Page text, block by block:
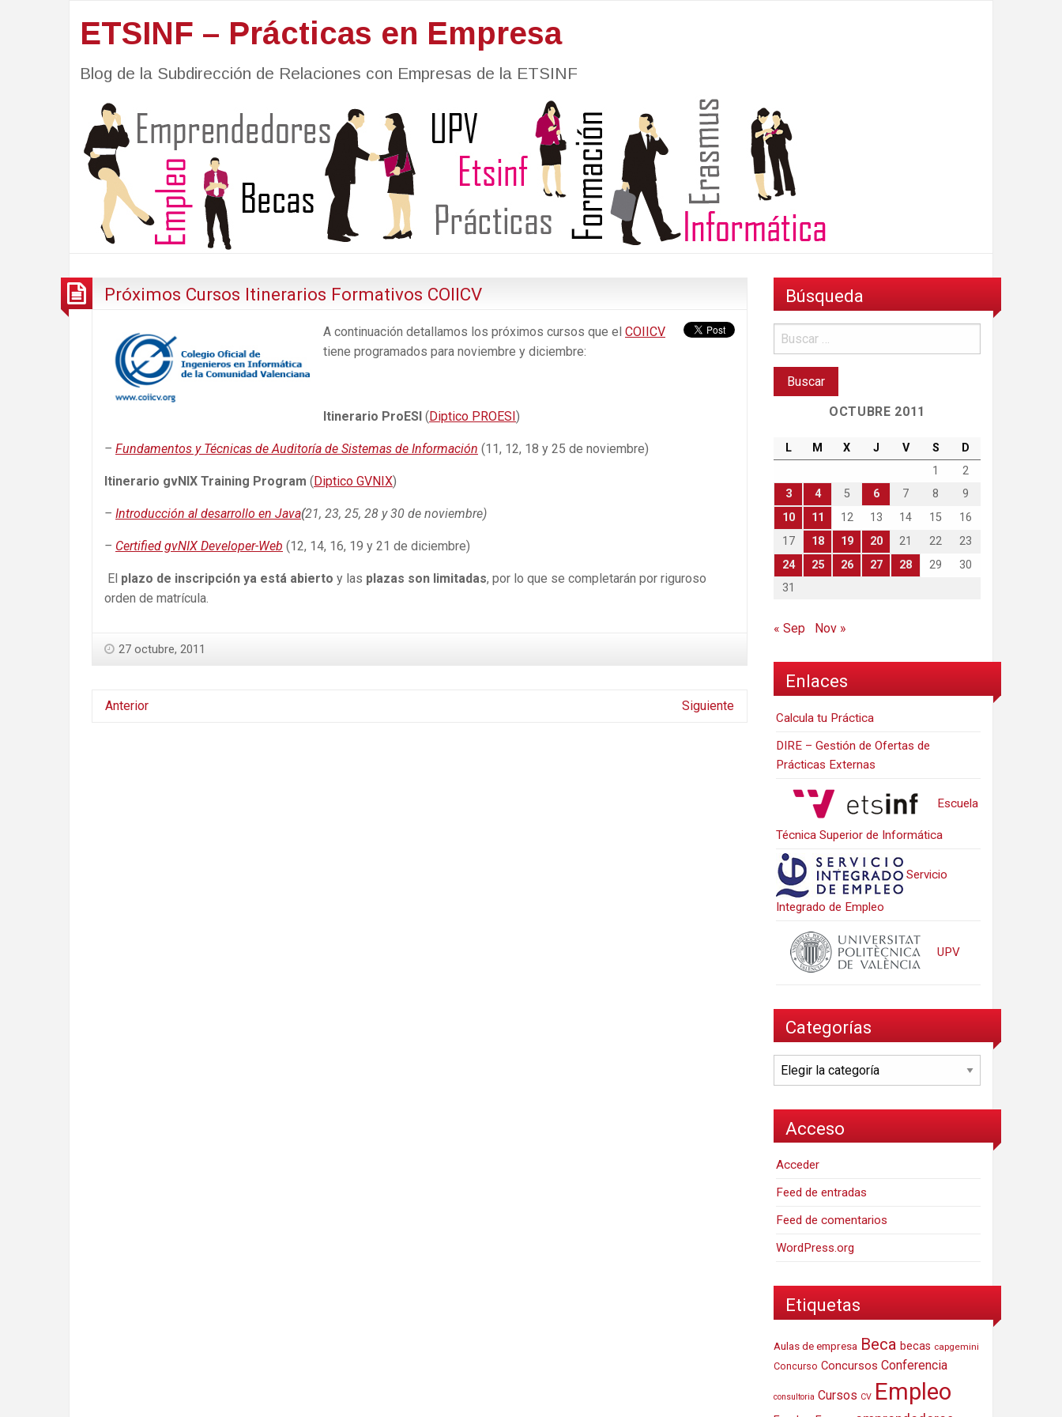
ETSINF – Prácticas en Empresa
Blog de la Subdirección de Relaciones con Empresas de la ETSINF
Próximos Cursos Itinerarios Formativos COIICV
A continuación detallamos los próximos cursos que el COIICV
tiene programados para noviembre y diciembre:
Itinerario ProESI (Diptico PROESI)
– Fundamentos y Técnicas de Auditoría de Sistemas de Información (11, 12, 18 y 25 de noviembre)
Itinerario gvNIX Training Program (Diptico GVNIX)
– Introducción al desarrollo en Java(21, 23, 25, 28 y 30 de noviembre)
– Certified gvNIX Developer-Web (12, 14, 16, 19 y 21 de diciembre)
El plazo de inscripción ya está abierto y las plazas son limitadas, por lo que se completarán por riguroso
orden de matrícula.
27 octubre, 2011
Anterior Siguiente
Búsqueda
OCTUBRE 2011
L M X J V S
D
1
2
3
4 5 6 7 8
9
10
11 12 13 14 15
16
17
18 19 20 21 22
23
24
25 26 27 28 29
30
31
« Sep Nov »
Enlaces
Calcula tu Práctica
DIRE – Gestión de Ofertas de
Prácticas Externas
Escuela
Técnica Superior de Informática
Servicio
Integrado de Empleo
UPV
Categorías
Categorías
Acceso
Acceder
Feed de entradas
Feed de comentarios
WordPress.org
Etiquetas
Aulas de empresa Beca becas capgemini
Concurso Concursos Conferencia
consultoria Cursos CV Empleo